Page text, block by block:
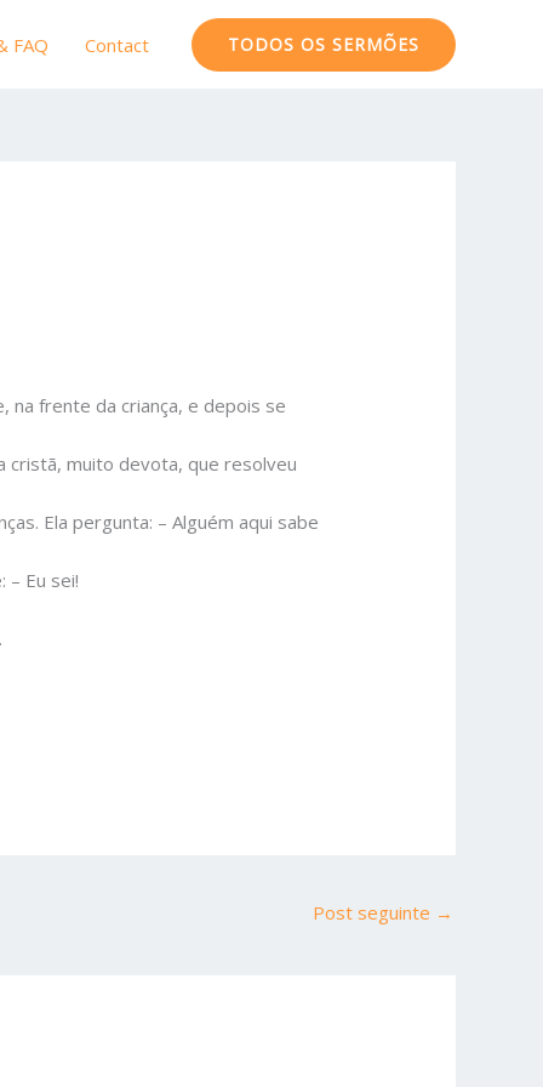
FAQ Contact TODOS OS SERMÕES
na frente da criança, e depois se
cristã, muito devota, que resolveu
Ela pergunta: – Alguém aqui sabe
– Eu sei!
Post seguinte →